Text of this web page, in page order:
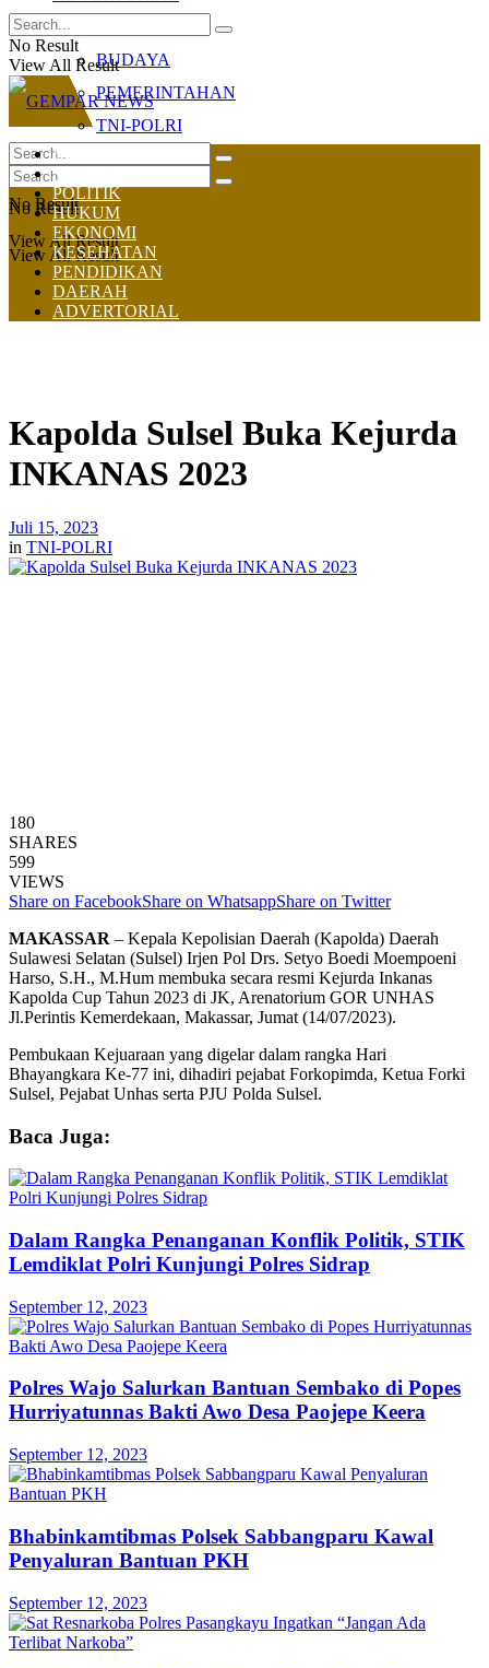
BUDAYA
PEMERINTAHAN
TNI-POLRI
No Result
View All Result
No Result
View All Result
No Result
View All Result
HOME
NASIONAL
POLITIK
HUKUM
EKONOMI
KESEHATAN
PENDIDIKAN
DAERAH
ADVERTORIAL
Kapolda Sulsel Buka Kejurda
INKANAS 2023
Juli 15, 2023
in TNI-POLRI
180
SHARES
599
VIEWS
Share on FacebookShare on WhatsappShare on Twitter
MAKASSAR – Kepala Kepolisian Daerah (Kapolda) Daerah
Sulawesi Selatan (Sulsel) Irjen Pol Drs. Setyo Boedi Moempoeni
Harso, S.H., M.Hum membuka secara resmi Kejurda Inkanas
Kapolda Cup Tahun 2023 di JK, Arenatorium GOR UNHAS
Jl.Perintis Kemerdekaan, Makassar, Jumat (14/07/2023).
Pembukaan Kejuaraan yang digelar dalam rangka Hari
Bhayangkara Ke-77 ini, dihadiri pejabat Forkopimda, Ketua Forki
Sulsel, Pejabat Unhas serta PJU Polda Sulsel.
Baca Juga:
Dalam Rangka Penanganan Konflik Politik, STIK
Lemdiklat Polri Kunjungi Polres Sidrap
September 12, 2023
Polres Wajo Salurkan Bantuan Sembako di Popes
Hurriyatunnas Bakti Awo Desa Paojepe Keera
September 12, 2023
Bhabinkamtibmas Polsek Sabbangparu Kawal
Penyaluran Bantuan PKH
September 12, 2023